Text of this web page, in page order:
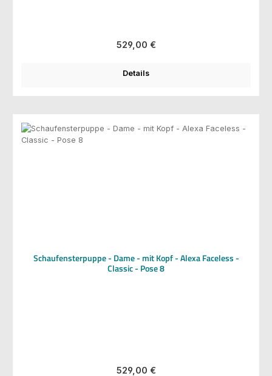
Regulärer Preis:
529,00 €
Details
Schaufensterpuppe - Dame - mit Kopf - Alexa Faceless -
Classic - Pose 8
Regulärer Preis:
529,00 €